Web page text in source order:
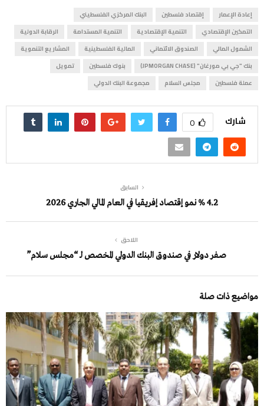
إعادة الإعمار إقتصاد فلسطين
البنك المركزي الفلسطيني
التمكين الإقتصادي
التنمية الإقتصادية التنمية المستدامة
الرقابة الدولية
الشمول المالي
الصندوق الائتماني المالية الفلسطينية
المشاريع التنموية
بنك "جي بي مورغان" (JPMORGAN CHASE)
بنوك فلسطين
تمويل
عملة فلسطين
مجلس السلام مجموعة البنك الدولي
شارك 0
السابق
4.2 % نمو إقتصاد إفريقيا في العام المالي الجاري 2026
اللاحق
صفر دولار في صندوق البنك الدولي المخصص لـ “مجلس سلام”
مواضيع ذات صلة